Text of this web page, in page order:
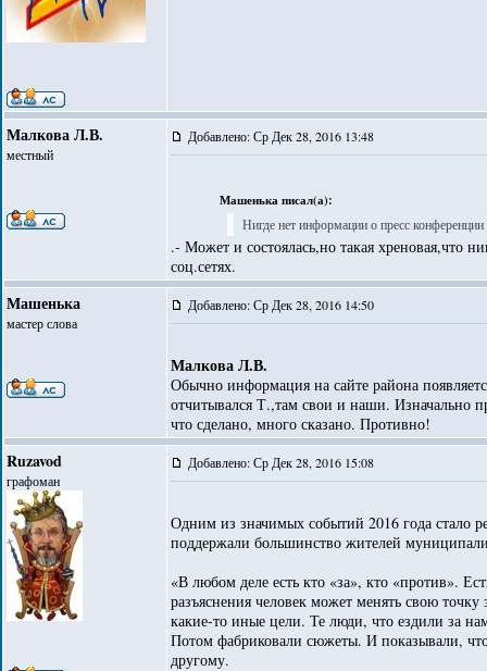
Малкова Л.В.
местный
Добавлено: Ср Дек 28, 2016 13:48
Машенька писал(а):
Нигде нет информации о пресс
.- Может и состоялась,но такая хреновая,что
соц.сетях.
Машенька
мастер слова
Добавлено: Ср Дек 28, 2016 14:50
Малкова Л.В.
Обычно информация на сайте района
отчитывался Т.,там свои и наши. Изначально
что сделано, много сказано. Противно!
Ruzavod
графоман
Добавлено: Ср Дек 28, 2016 15:08
Одним из значимых событий 2016 года стало
поддержали большинство жителей
«В любом деле есть кто «за», кто «против».
разъяснения человек может менять свою
какие-то иные цели. Те люди, что ездили за
Потом фабриковали сюжеты. И показывали,
другому.